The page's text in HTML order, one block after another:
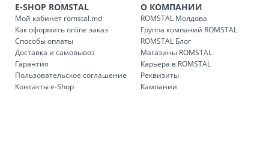
E-SHOP ROMSTAL
Мой кабинет romstal.md
Как оформить online заказ
Способы оплаты
Доставка и самовывоз
Гарантия
Пользовательское соглашение
Контакты e-Shop
О КОМПАНИИ
ROMSTAL Молдова
Группа компаний ROMSTAL
ROMSTAL Блог
Магазины ROMSTAL
Карьера в ROMSTAL
Реквизиты
Кампании